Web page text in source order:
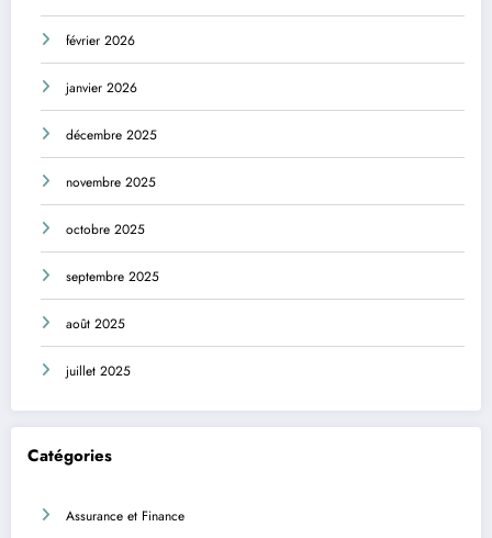
février 2026
janvier 2026
décembre 2025
novembre 2025
octobre 2025
septembre 2025
août 2025
juillet 2025
Catégories
Assurance et Finance